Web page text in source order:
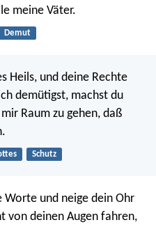
meine Väter.
Demut
Heils, und deine Rechte
demütigst, machst du
Raum zu gehen, daß
Schutz
Worte und neige dein Ohr
von deinen Augen fahren,